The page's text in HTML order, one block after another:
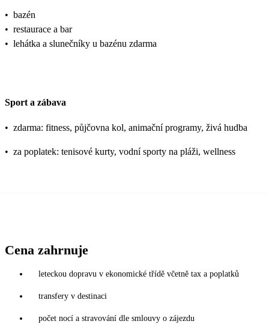
• bazén
• restaurace a bar
• lehátka a slunečníky u bazénu zdarma
Sport a zábava
• zdarma: fitness, půjčovna kol, animační programy, živá hudba
• za poplatek: tenisové kurty, vodní sporty na pláži, wellness
Cena zahrnuje
leteckou dopravu v ekonomické třídě včetně tax a poplatků
transfery v destinaci
počet nocí a stravování dle smlouvy o zájezdu